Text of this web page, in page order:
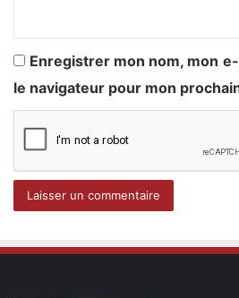
Enregistrer mon nom, mon
le navigateur pour mon